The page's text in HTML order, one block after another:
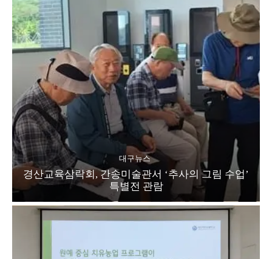
대구뉴스
경산교육삼락회, 간송미술관서 ‘추사의 그림 수업’
특별전 관람